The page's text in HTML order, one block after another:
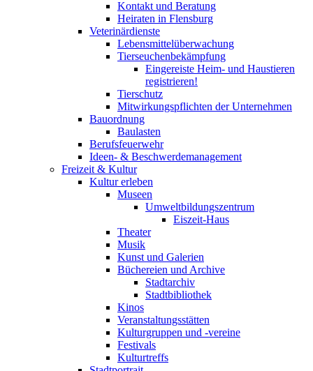
Kontakt und Beratung
Heiraten in Flensburg
Veterinärdienste
Lebensmittelüberwachung
Tierseuchenbekämpfung
Eingereiste Heim- und Haustieren
registrieren!
Tierschutz
Mitwirkungspflichten der Unternehmen
Bauordnung
Baulasten
Berufsfeuerwehr
Ideen- & Beschwerdemanagement
Freizeit & Kultur
Kultur erleben
Museen
Umweltbildungszentrum
Eiszeit-Haus
Theater
Musik
Kunst und Galerien
Büchereien und Archive
Stadtarchiv
Stadtbibliothek
Kinos
Veranstaltungsstätten
Kulturgruppen und -vereine
Festivals
Kulturtreffs